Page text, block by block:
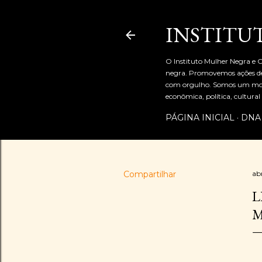
O Instituto Mulher Negra e
negra. Promovemos ações
com orgulho. Somos um
econômica, política,
PÁGINA INICIAL
Compartilhar